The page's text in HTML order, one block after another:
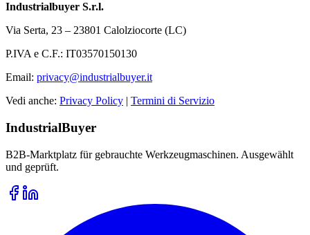
Industrialbuyer S.r.l.
Via Serta, 23 – 23801 Calolziocorte (LC)
P.IVA e C.F.: IT03570150130
Email: privacy@industrialbuyer.it
Vedi anche: Privacy Policy | Termini di Servizio
IndustrialBuyer
B2B-Marktplatz für gebrauchte Werkzeugmaschinen. Ausgewählt
und geprüft.